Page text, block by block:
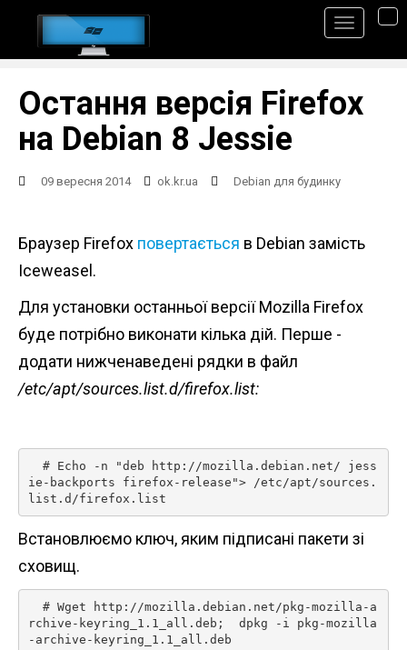
Остання версія Firefox
на Debian 8 Jessie
09 вересня 2014 ok.kr.ua Debian для будинку
Браузер Firefox повертається в Debian замість
Iceweasel.
Для установки останньої версії Mozilla Firefox
буде потрібно виконати кілька дій. Перше -
додати нижченаведені рядки в файл
/etc/apt/sources.list.d/firefox.list:
ie-backports firefox-release"> /etc/apt/sources.
list.d/firefox.list
Встановлюємо ключ, яким підписані пакети зі
сховищ.
rchive-keyring_1.1_all.deb;  dpkg -i pkg-mozilla
-archive-keyring_1.1_all.deb